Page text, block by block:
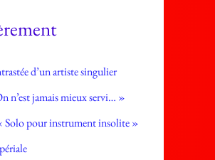
d’un artiste singulier
n’est jamais mieux servi… »
Solo pour instrument insolite »